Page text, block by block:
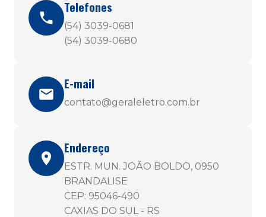
Telefones
(54) 3039-0681
(54) 3039-0680
E-mail
contato@geraleletro.com.br
Endereço
ESTR. MUN. JOÃO BOLDO, 0950
BRANDALISE
CEP: 95046-490
CAXIAS DO SUL - RS